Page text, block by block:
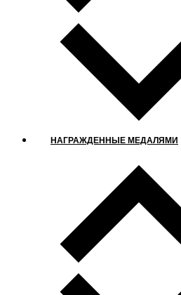
НАГРАЖДЕННЫЕ МЕДАЛЯМИ